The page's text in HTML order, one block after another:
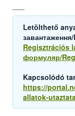
Letölthető
Regisztrációs
формуляр/
Kapcsolódó
https://
allatok-